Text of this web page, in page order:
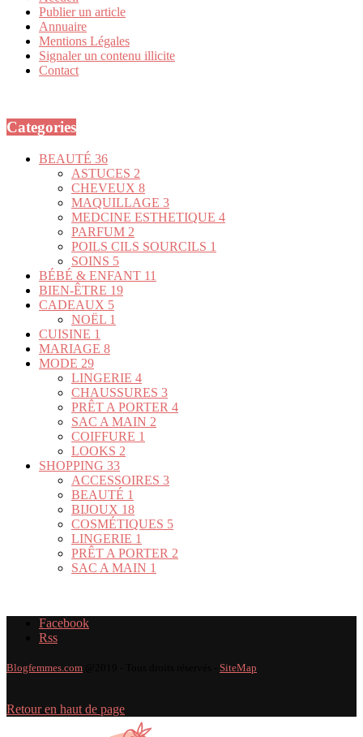
Publier un article
Annuaire
Mentions Légales
Signaler un contenu illicite
Contact
Categories
BEAUTÉ 36
ASTUCES 2
CHEVEUX 8
MAQUILLAGE 3
MEDCINE ESTHETIQUE 4
PARFUM 2
POILS CILS SOURCILS 1
SOINS 5
BÉBÉ & ENFANT 11
BIEN-ÊTRE 19
CADEAUX 5
NOËL 1
CUISINE 1
MARIAGE 8
MODE 29
LINGERIE 4
CHAUSSURES 3
PRÊT A PORTER 4
SAC A MAIN 2
COIFFURE 1
LOOKS 2
SHOPPING 33
ACCESSOIRES 3
BEAUTÉ 1
BIJOUX 18
COSMÉTIQUES 5
LINGERIE 1
PRÊT A PORTER 2
SAC A MAIN 1
Facebook
Rss
Blogfemmes.com SiteMap
Retour en haut de page